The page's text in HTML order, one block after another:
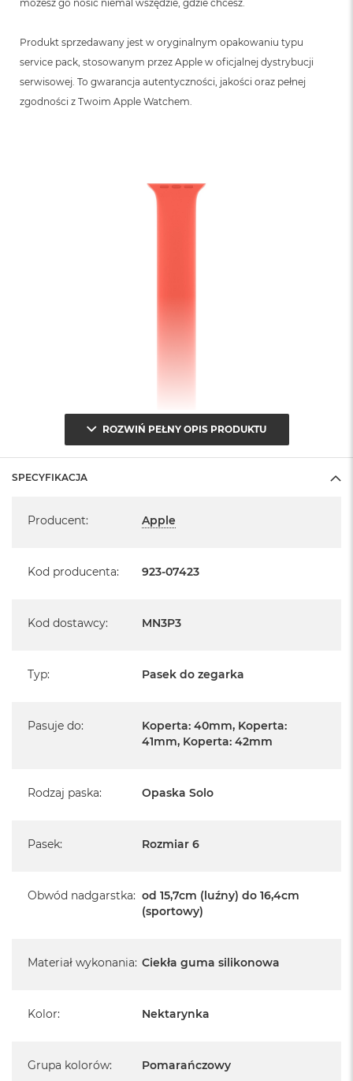
możesz go nosić niemal wszędzie, gdzie chcesz.
Produkt sprzedawany jest w oryginalnym opakowaniu typu
service pack, stosowanym przez Apple w oficjalnej dystrybucji
serwisowej. To gwarancja autentyczności, jakości oraz pełnej
zgodności z Twoim Apple Watchem.
ROZWIŃ PEŁNY OPIS PRODUKTU
SPECYFIKACJA
Producent: Apple
Kod producenta: 923-07423
Kod dostawcy: MN3P3
Typ: Pasek do zegarka
Pasuje do:
Koperta: 40mm, Koperta:
41mm, Koperta: 42mm
Rodzaj paska: Opaska Solo
Pasek: Rozmiar 6
Obwód nadgarstka: od 15,7cm (luźny) do 16,4cm
(sportowy)
Materiał wykonania: Ciekła guma silikonowa
Kolor: Nektarynka
Grupa kolorów: Pomarańczowy